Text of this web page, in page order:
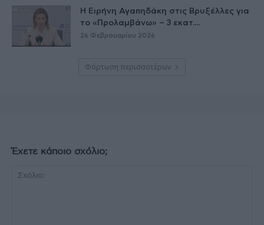
Η Ειρήνη Αγαπηδάκη στις Βρυξέλλες για
το «Προλαμβάνω» – 3 εκατ....
26 Φεβρουαρίου 2026
Φόρτωση περισσοτέρων
Έχετε κάποιο σχόλιο;